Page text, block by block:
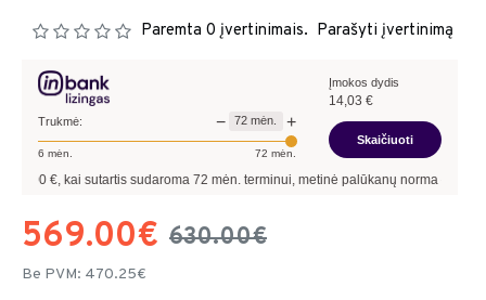
Paremta 0 įvertinimais. Parašyti įvertinimą
569.00€ 630.00€
Be PVM: 470.25€
Trukmė: − 72 mėn. +
6 mėn. 72 mėn.
Įmokos dydis
14,03 €
Skaičiuoti
kai sutartis sudaroma72mėn. terminui, metinė palūkanų norma – 13,90%